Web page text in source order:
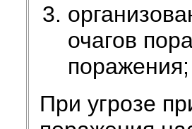
очагов
поражения;
При угрозе